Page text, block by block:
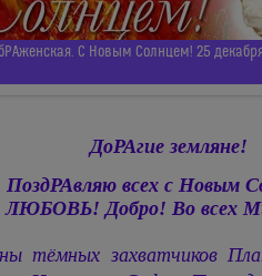
С Новым Солнцем! 25
ДоРАгие земляне!
ПоздРАвляю всех с Новым
Добро! Во всех
тёмных захватчиков